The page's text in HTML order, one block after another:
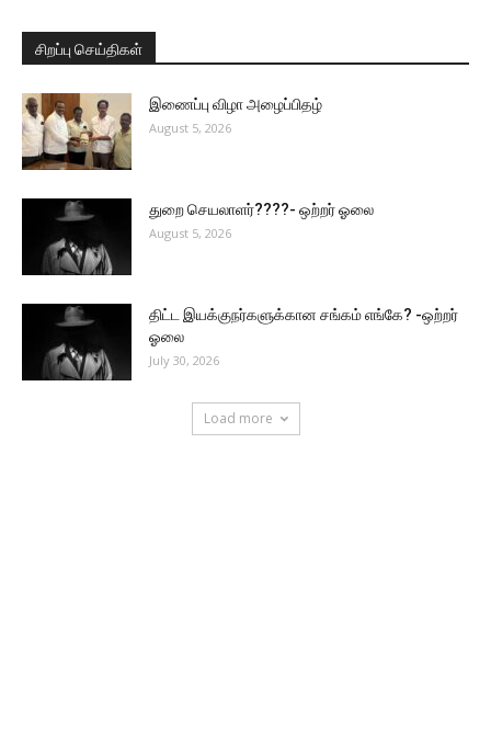
சிறப்பு செய்திகள்
இணைப்பு விழா அழைப்பிதழ்
August 5, 2026
துறை செயலாளர்????- ஒற்றர் ஓலை
August 5, 2026
திட்ட இயக்குநர்களுக்கான சங்கம் எங்கே? -ஒற்றர்
ஓலை
July 30, 2026
Load more